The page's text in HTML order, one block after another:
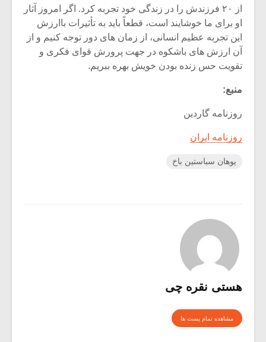
از ۲۰ فرزندش را در زندگى خود تجربه کرد. اگر امروز آثار
او براى ما خوشایند است، قطعاً باید به تأثیرات باارزش
این تجربه عظیم انسانى، از زمان هاى دور توجه کنیم و از
آن ارزش هاى باشکوه در جهت پرورش قواى فکرى و
تقویت حس زنده بودن خویش بهره ببریم.
منبع:
روزنامه گاردین
روزنامه ایران
یوهان سباستین باخ
هستی نقره چی
مشاهده تمام پست ها